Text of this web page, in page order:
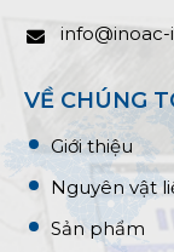
VỀ CHÚNG
Giới thiệu
Nguyên vật
Sản phẩm